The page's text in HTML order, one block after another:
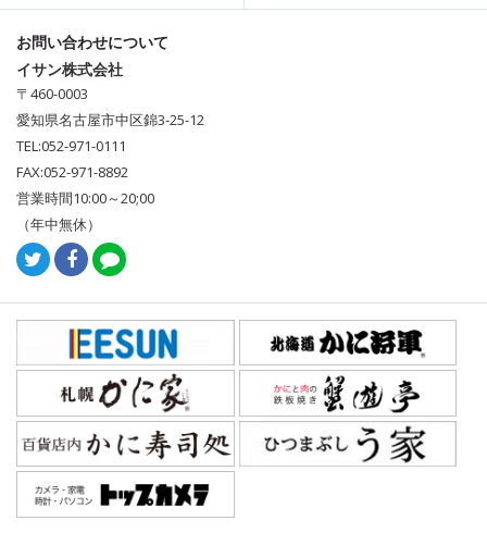
お問い合わせについて
イサン株式会社
〒460-0003
愛知県名古屋市中区錦3-25-12
TEL:052-971-0111
FAX:052-971-8892
営業時間10:00～20;00
（年中無休）